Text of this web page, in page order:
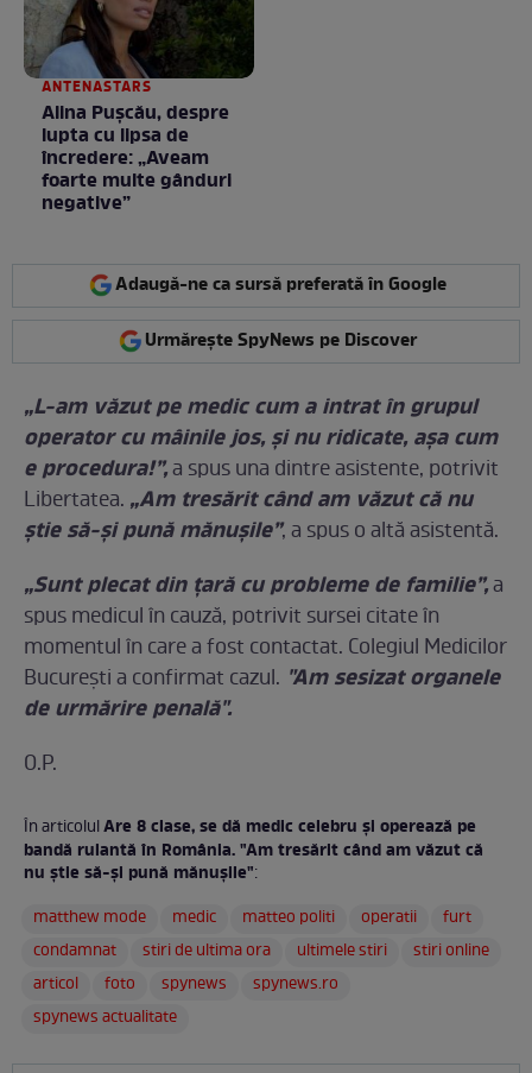
ANTENASTARS
Alina Pușcău, despre
lupta cu lipsa de
încredere: „Aveam
foarte multe gânduri
negative”
Adaugă-ne ca sursă preferată în Google
Urmărește SpyNews pe Discover
„L-am văzut pe medic cum a intrat în grupul
operator cu mâinile jos, și nu ridicate, așa cum
e procedura!”,a spus una dintre asistente, potrivit
Libertatea. „Am tresărit când am văzut că nu
știe să-și pună mănușile”, a spus o altă asistentă.
„Sunt plecat din țară cu probleme de familie”,a
spus medicul în cauză, potrivit sursei citate în
momentul în care a fost contactat. Colegiul Medicilor
București a confirmat cazul. "Am sesizat organele
de urmărire penală".
O.P.
În articolulAre 8 clase, se dă medic celebru şi operează pe
bandă rulantă în România. "Am tresărit când am văzut că
nu știe să-și pună mănușile":
matthew mode
medic matteo politi operatii
furt
condamnat
stiri de ultima ora ultimele stiri
stiri online
articol
foto spynews
spynews.ro
spynews actualitate